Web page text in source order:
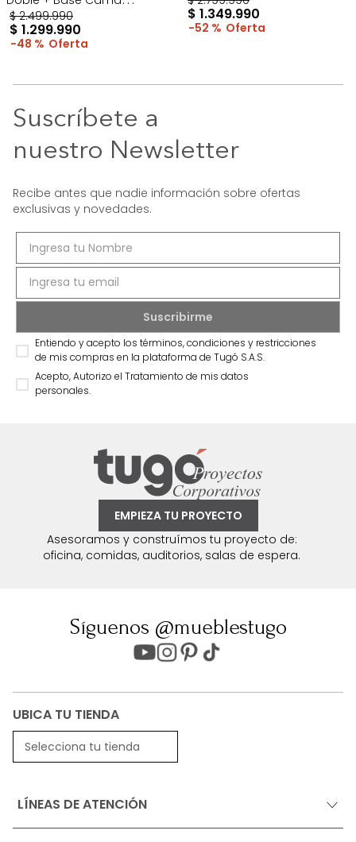
Gris/Blanco
$ 2.499.990
$ 1.299.990
48 %
$ 1.349.990
52 %
Suscríbete a
nuestro Newsletter
Recibe antes que nadie información sobre ofertas
exclusivas y novedades.
Entiendo y acepto los términos, condiciones y restricciones
de mis compras en la plataforma de Tugó S.A.S.
Acepto, Autorizo el Tratamiento de mis datos
personales.
EMPIEZA TU PROYECTO
Asesoramos y construímos tu proyecto de:
oficina, comidas, auditorios, salas de espera.
Síguenos @mueblestugo
UBICA TU TIENDA
Selecciona tu tienda
LÍNEAS DE ATENCIÓN